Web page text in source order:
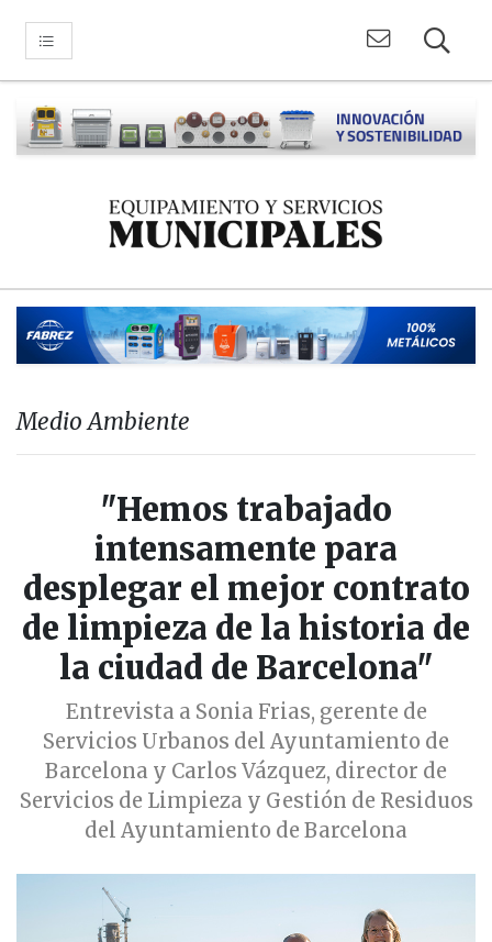
Medio Ambiente
"Hemos trabajado
intensamente para
desplegar el mejor contrato
de limpieza de la historia de
la ciudad de Barcelona"
Entrevista a Sonia Frias, gerente de
Servicios Urbanos del Ayuntamiento de
Barcelona y Carlos Vázquez, director de
Servicios de Limpieza y Gestión de Residuos
del Ayuntamiento de Barcelona